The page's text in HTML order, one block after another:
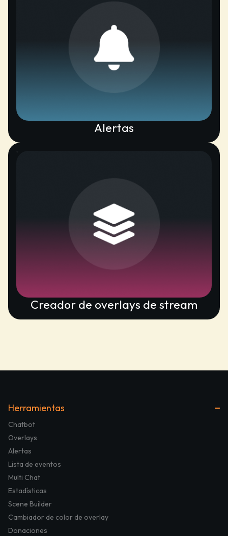
Alertas
Creador de overlays de stream
Herramientas
Chatbot
Overlays
Alertas
Lista de eventos
Multi Chat
Estadísticas
Scene Builder
Cambiador de color de overlay
Donaciones